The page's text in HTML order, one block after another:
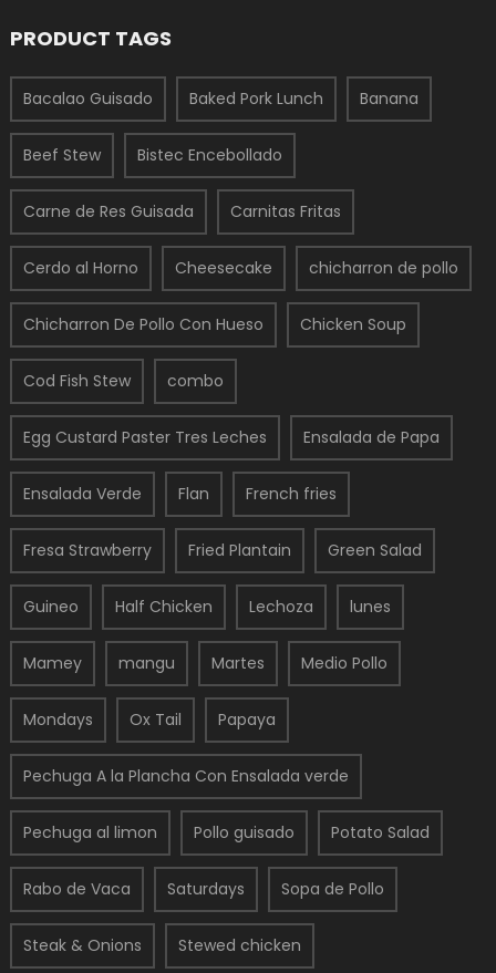
PRODUCT TAGS
Bacalao Guisado Baked Pork Lunch Banana
Beef Stew Bistec Encebollado
Carne de Res Guisada Carnitas Fritas
Cerdo al Horno Cheesecake chicharron de pollo
Chicharron De Pollo Con Hueso Chicken Soup
Cod Fish Stew combo
Egg Custard Paster Tres Leches Ensalada de Papa
Ensalada Verde Flan French fries
Fresa Strawberry Fried Plantain Green Salad
Guineo Half Chicken Lechoza lunes
Mamey mangu Martes Medio Pollo
Mondays Ox Tail Papaya
Pechuga A la Plancha Con Ensalada verde
Pechuga al limon Pollo guisado Potato Salad
Rabo de Vaca Saturdays Sopa de Pollo
Steak & Onions Stewed chicken